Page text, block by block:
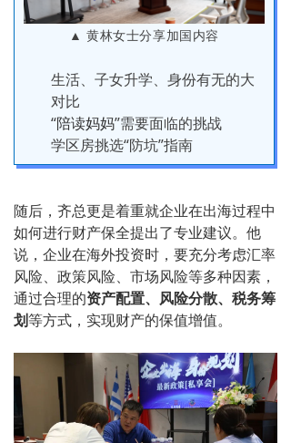
▲ 黄林女士分享加国内容
生活、子女升学、身份有无的大
对比
“陪读妈妈”需要面临的挑战
学区房挑选“防坑”指南
随后，齐总更是着重就企业在出海过程中
如何进行财产保全提出了专业建议。他
说，企业在海外投资时，要充分考虑汇率
风险、政策风险、市场风险等多种因素，
通过合理的资产配置、风险分散、税务筹
划等方式，实现财产的保值增值。